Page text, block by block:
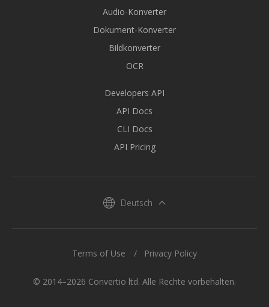
Audio-Konverter
Dokument-Konverter
Bildkonverter
OCR
Developers API
API Docs
CLI Docs
API Pricing
Deutsch
© 2014–2026 Convertio ltd. Alle Rechte vorbehalten.
Terms of Use Privacy Policy